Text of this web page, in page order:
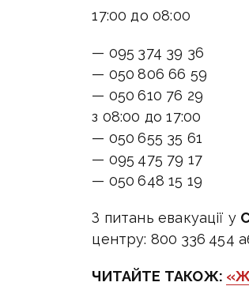
17:00 до 08:00
— 095 374 39 36
— 050 806 66 59
— 050 610 76 29
з 08:00 до 17:00
— 050 655 35 61
— 095 475 79 17
— 050 648 15 19
З питань евакуації у
центру: 800 336 454
ЧИТАЙТЕ ТАКОЖ: